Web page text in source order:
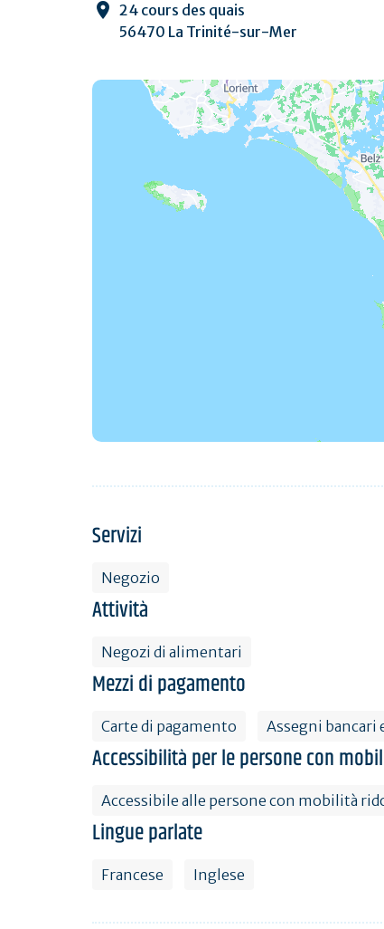
24 cours des quais
56470 La Trinité-sur-Mer
Servizi
Negozio
Attività
Negozi di alimentari
Mezzi di pagamento
Carte di pagamento Assegni bancari
Accessibilità per le persone con
Accessibile alle persone con mobilità
Lingue parlate
Francese Inglese